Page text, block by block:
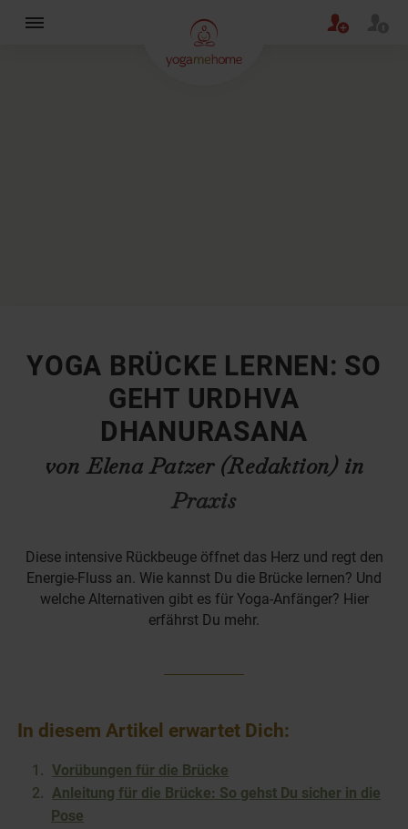
YOGA BRÜCKE LERNEN: SO
GEHT URDHVA
DHANURASANA
von Elena Patzer (Redaktion) in
Praxis
Diese intensive Rückbeuge öffnet das Herz und regt den
Energie-Fluss an. Wie kannst Du die Brücke lernen? Und
welche Alternativen gibt es für Yoga-Anfänger? Hier
erfährst Du mehr.
In diesem Artikel erwartet Dich:
Vorübungen für die Brücke
Anleitung für die Brücke: So gehst Du sicher in die
Pose